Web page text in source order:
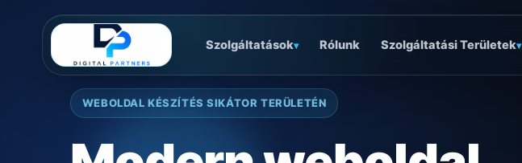
Szolgáltatások▾ Rólunk Szolgáltatási Területek▾
WEBOLDAL KÉSZÍTÉS SIKÁTOR TERÜLETÉN